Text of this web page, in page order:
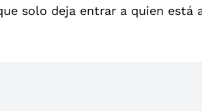
solo deja entrar a quien está